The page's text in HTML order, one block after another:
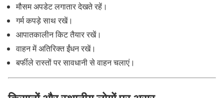
मौसम अपडेट लगातार देखते रहें।
गर्म कपड़े साथ रखें।
आपातकालीन किट तैयार रखें।
वाहन में अतिरिक्त ईंधन रखें।
बर्फीले रास्तों पर सावधानी से वाहन चलाएं।